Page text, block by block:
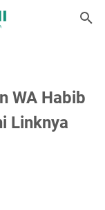
WA Habib
Linknya